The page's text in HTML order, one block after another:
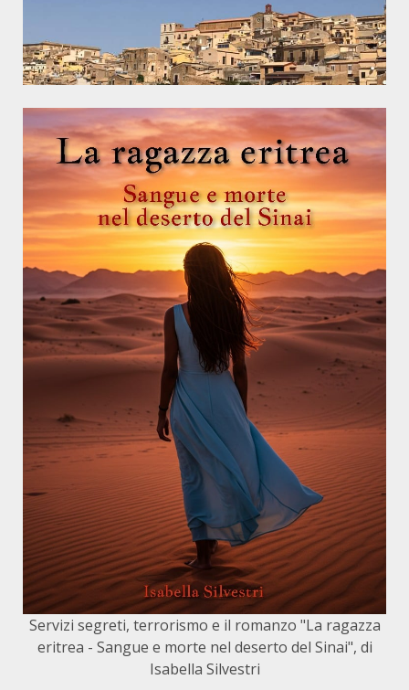
Servizi segreti, terrorismo e il romanzo "La ragazza
eritrea - Sangue e morte nel deserto del Sinai", di
Isabella Silvestri